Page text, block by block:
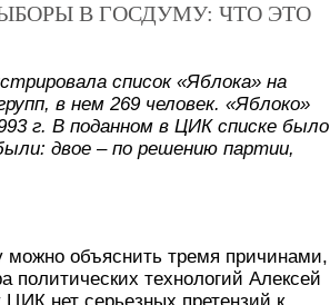
В ГОСДУМУ: ЧТО ЭТО
список «Яблока» на
в нем 269 человек. «Яблоко»
г. В поданном в ЦИК списке было
двое – по решению партии,
объяснить тремя причинами,
политических технологий Алексей